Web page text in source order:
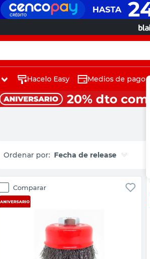
Hacelo Easy Medios de pago
Fecha de release
Comparar